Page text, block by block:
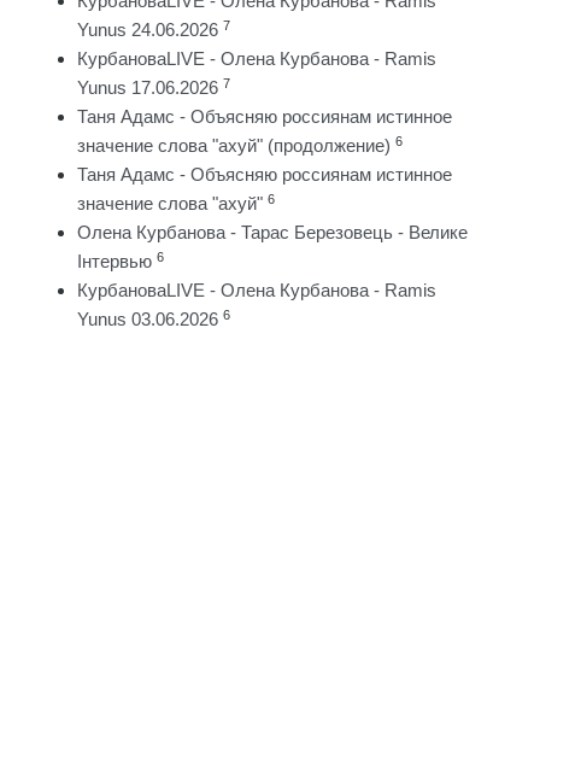
Yunus 24.06.2026 7
КурбановаLIVE - Олена Курбанова - Ramis
Yunus 17.06.2026 7
Таня Адамс - Объясняю россиянам истинное
значение слова "ахуй" (продолжение) 6
Таня Адамс - Объясняю россиянам истинное
значение слова "ахуй" 6
Олена Курбанова - Тарас Березовець - Велике
Інтервью 6
КурбановаLIVE - Олена Курбанова - Ramis
Yunus 03.06.2026 6